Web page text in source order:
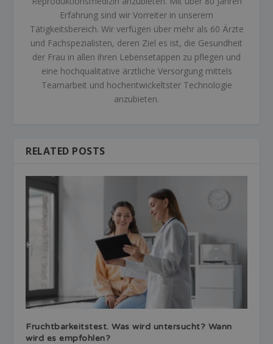
Erfahrung sind wir Vorreiter in unserem
Tätigkeitsbereich. Wir verfügen über mehr als 60 Ärzte
und Fachspezialisten, deren Ziel es ist, die Gesundheit
der Frau in allen ihren Lebensetappen zu pflegen und
eine hochqualitative ärztliche Versorgung mittels
Teamarbeit und hochentwickeltster Technologie
anzubieten.
RELATED POSTS
Fruchtbarkeitstest. Was wird untersucht? Wann
wird es empfohlen?